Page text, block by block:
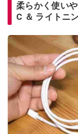
柔らかく使い
C ＆ ライトニ